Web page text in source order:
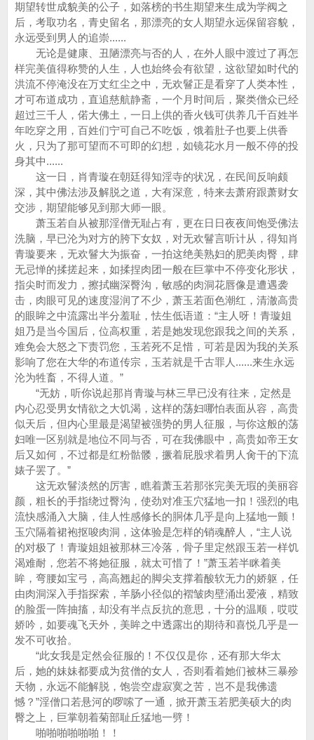
期望转世成貌美的公子，如落榜的书生期望来生成为学阀之
后，考取功名，青史留名，那漂亮的女人期望永远保留容貌，
永远受到男人的追崇......
无论是健康、丑陋漂亮与否的人，在外人眼中渡过了再怎
样完美值得称赞的人生，人也始终会有欲望，这欲望如时代的
洪流不停淹没在万丈红尘之中，无欢鬙正是看穿了人类本性，
才可布道成功，直追慈航静斋，一个月时间后，聚类僧众已经
超过三千人，偌大佛土，一日上供的香火钱可供养几千百姓半
年吃穿之用，百姓们宁可自己不吃饭，饿着肚子也要上供香
火，只为了那可望而不可即的幻想，如镜花水月一般不停的投
身其中......
这一日，肖青璇在朝廷得知淫寺的状况，在民间反响颇
深，其中佛法涉及解脱之道，大有深意，特来去萧府跟萧财女
交涉，期望能够见到那大师一眼。
萧玉若自从被那淫僧无耻占有，更在日日夜夜间饱受佛法
洗脑，早已沦为对方的胯下女奴，对无欢鬙言听计从，得知肖
青璇要来，无欢鬙大为振奋，一拍这绝美熟妇的肥美肉臀，肆
无忌惮的揉搓起来，如揉捏肉团一般在巨掌中不停变化形状，
指尖时而发力，擦拭幽深臀沟，敏感的肉洞花唇像是遭遇袭
击，肉眼可见的速度湿润了不少，萧玉若面色潮红，清澈高贵
的眼眸之中流露出半分羞耻，怯生低语道：“主人呀！青璇姐
姐乃是当今国后，位高权重，若是她发现您跟我之间的关系，
难免会大怒之下责罚您，玉若死不足惜，可若是因为我的关系
影响了您在大华的布道传宗，玉若就是千古罪人......来生永远
沦为牲畜，不得人道。”
“无妨，听你说起那肖青璇与林三早已没有往来，定然是
内心忍受男女情欲之大饥渴，这样的荡妇哪怕表面从容，高贵
似天后，但内心里最是渴望被强势的男人征服，与你这般的荡
妇唯一区别就是地位不同与否，可在我佛眼中，高贵如帝王女
后又如何，不过都是红粉骷髅，撅着屁股求着男人肏干的下流
婊子罢了。”
这无欢鬙淡然的厉害，瞧着萧玉若那张完美无瑕的美丽容
颜，粗长的手指绕过臀沟，使劲对准玉穴猛地一扣！强烈的电
流快感涌入大脑，佳人性感修长的胴体几乎是向上猛地一颤！
玉穴隔着裙袍抠唆肉洞，这体验是怎样的销魂醉人，“主人说
的对极了！青璇姐姐被那林三冷落，骨子里定然跟玉若一样饥
渴难耐，您若不将她征服，就太可惜了！”萧玉若半眯着美
眸，弯腰如宝弓，高高翘起的脚尖支撑着酸软无力的娇躯，任
由肉洞深入手指探索，羊肠小径似的褶皱肉壁涌出爱液，精致
的脸蛋一阵抽搐，却没有半点反抗的意思，十分的温顺，哎哎
娇吟，如要魂飞天外，美眸之中透露出的期待和喜悦几乎是一
发不可收拾。
“此女我是定然会征服的！不仅仅是你，还有那大华太
后，她的妹妹都要成为贫僧的女人，否则看着她们被林三暴殄
天物，永远不能解脱，饱尝空虚寂寞之苦，岂不是我佛遗
憾？”淫僧口若悬河的啰嗦了一通，掀开萧玉若肥美硕大的肉
臀之上，巨掌朝着菊部耻丘猛地一劈！
啪啪啪啪啪啪！！